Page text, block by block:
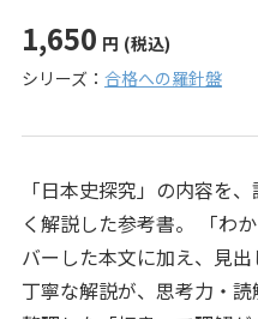
1,650 円 (税込)
シリーズ： 合格への羅針盤
「日本史探究」の内容を
く解説した参考書。 「わ
バーした本文に加え、見
丁寧な解説が、思考力・